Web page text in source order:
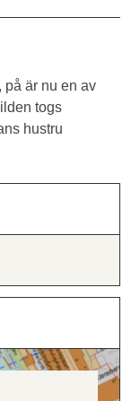
på är nu en av
togs
hustru